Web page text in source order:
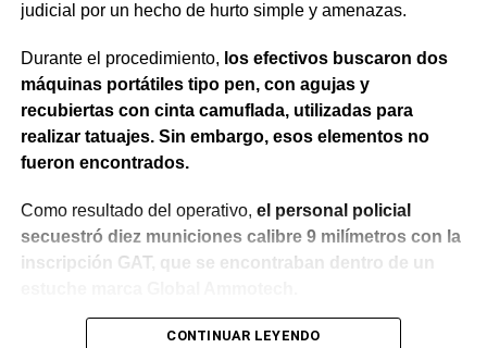
judicial por un hecho de hurto simple y amenazas.
Durante el procedimiento, los efectivos buscaron dos
máquinas portátiles tipo pen, con agujas y
recubiertas con cinta camuflada, utilizadas para
realizar tatuajes. Sin embargo, esos elementos no
fueron encontrados.
Como resultado del operativo, el personal policial
secuestró diez municiones calibre 9 milímetros con la
inscripción GAT, que se encontraban dentro de un
Tras el hallazgo, se dio intervención a la Fiscalía N° 6,
CONTINUAR LEYENDO